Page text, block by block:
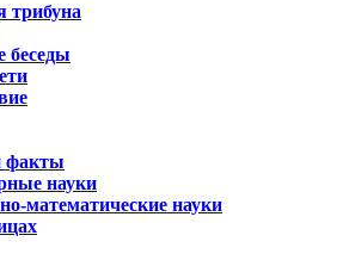
трибуна
беседы
факты
науки
математические науки